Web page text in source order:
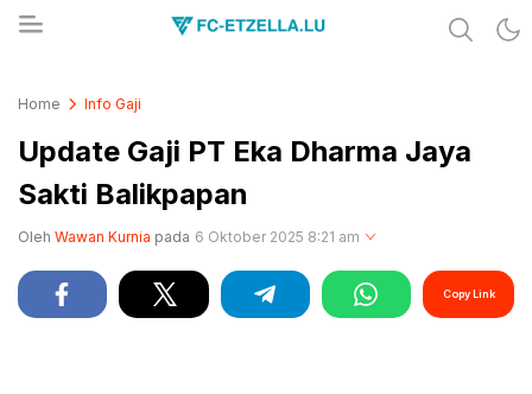
Home Info Gaji
Update Gaji PT Eka Dharma Jaya
Sakti Balikpapan
Oleh Wawan Kurnia pada 6 Oktober 2025 8:21 am
Copy Link